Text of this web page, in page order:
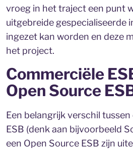
vroeg in het traject een punt
uitgebreide gespecialiseerde
ingezet kan worden en deze
het project.
Commerciële
Open Source
Een belangrijk verschil
ESB (denk aan bijvoorbeeld
een Open Source ESB zijn